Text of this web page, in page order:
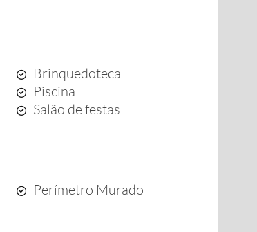
Brinquedoteca
Piscina
Salão de festas
Perímetro Murado